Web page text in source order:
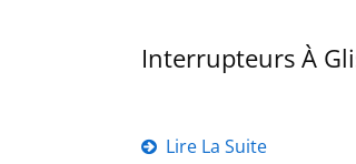
Interrupteurs À
Lire La Suite